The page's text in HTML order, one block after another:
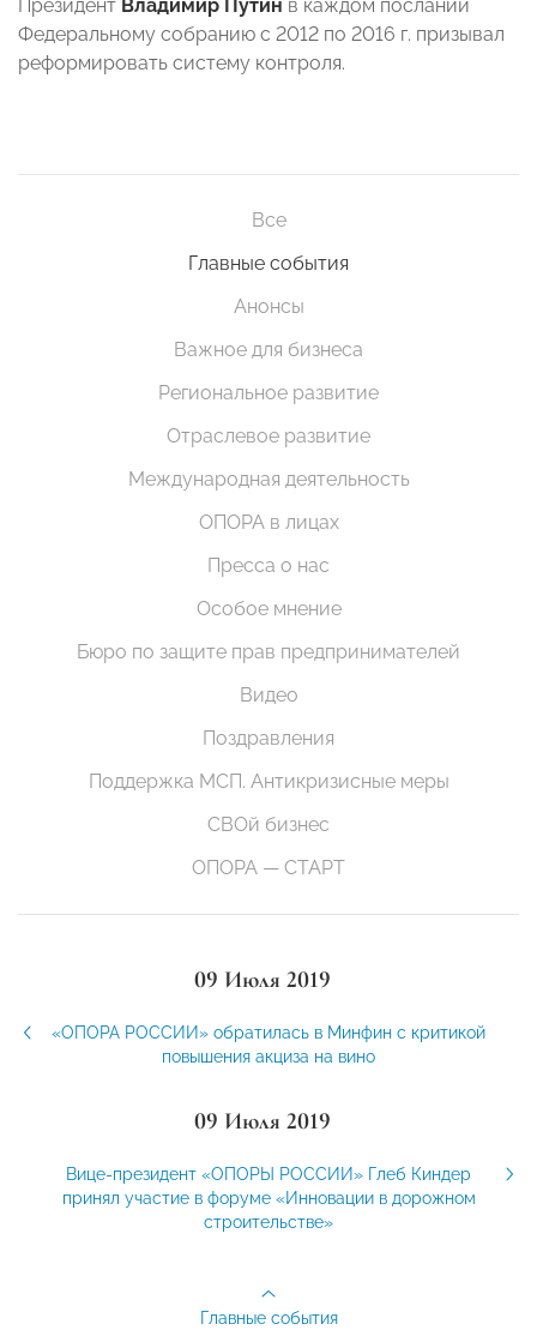
Президент Владимир Путин в каждом послании
Федеральному собранию с 2012 по 2016 г. призывал
реформировать систему контроля.
Все
Главные события
Анонсы
Важное для бизнеса
Региональное развитие
Отраслевое развитие
Международная деятельность
ОПОРА в лицах
Пресса о нас
Особое мнение
Бюро по защите прав предпринимателей
Видео
Поздравления
Поддержка МСП. Антикризисные меры
СВОй бизнес
ОПОРА — СТАРТ
09 Июля 2019
«ОПОРА РОССИИ» обратилась в Минфин с критикой
повышения акциза на вино
09 Июля 2019
Вице-президент «ОПОРЫ РОССИИ» Глеб Киндер
принял участие в форуме «Инновации в дорожном
строительстве»
Главные события